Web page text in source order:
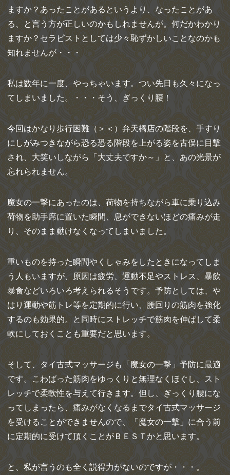
ますか？あったことがあるというより、なったことがあ
る、と言う方が正しいのかもしれませんが。何だかわかり
ますか？セラピストとしては少々恥ずかしいことなのかも
知れませんが・・・
私は数年に一度、やっちゃいます。つい先日も久々になっ
てしまいました。・・・そう、ぎっくり腰！
今回はかなり歩行困難（＞＜）弁天橋店の階段を、手すり
にしがみつきながら恐る恐る階段を上がる姿を古俣に目撃
され、大笑いしながら「大丈夫ですか～」と、あの光景が
忘れられません。
魔女の一撃にあったのは、荷物を持ちながら車に乗り込み
荷物を助手席に置いた瞬間、息ができないほどの痛みが走
り、そのまま動けなくなってしまいました。
重いものを持った瞬間やくしゃみをしたときになってしま
う人もいますが、原因は疲労、運動不足やストレス、暴飲
暴食などいろいろ考えられるそうです。予防としては、や
はり運動や筋トレ等を定期的に行い、腰回りの筋肉を強化
するのも効果的。と同時にストレッチで筋肉を伸ばして柔
軟にしておくことも重要だと思います。
そして、タイ古式マッサージも「魔女の一撃」予防に最適
です。こわばった筋肉をゆっくりと無理なくほぐし、スト
レッチで柔軟性を与えて行きます。但し、ぎっくり腰にな
ってしまったら、痛みがなくなるまでタイ古式マッサージ
を受けることができませんので、「魔女の一撃」に合う前
に定期的に受けて頂くことがＢＥＳＴかと思います。
と、私が言うのも全く説得力がないのですが・・・。